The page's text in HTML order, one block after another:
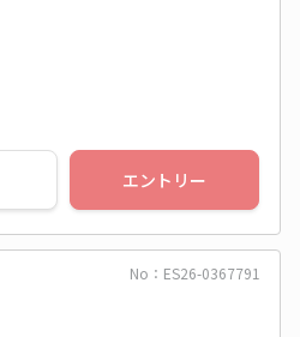
エントリー
No：ES26-0367791